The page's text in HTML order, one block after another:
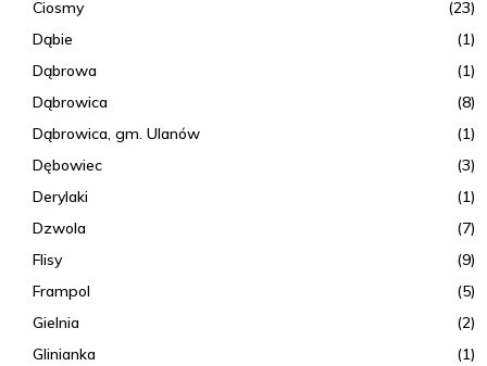
Ciosmy
(23)
Dąbie
(1)
Dąbrowa
(1)
Dąbrowica
(8)
Dąbrowica, gm. Ulanów
(1)
Dębowiec
(3)
Derylaki
(1)
Dzwola
(7)
Flisy
(9)
Frampol
(5)
Gielnia
(2)
Glinianka
(1)